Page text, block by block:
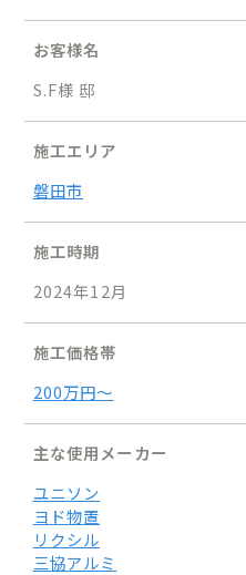
お客様名
S.F様 邸
施工エリア
磐田市
施工時期
2024年12月
施工価格帯
200万円〜
主な使用メーカー
ユニソン
ヨド物置
リクシル
三協アルミ